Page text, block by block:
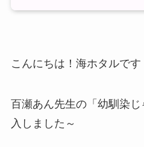
こんにちは！海ホタルです
百瀬あん先生の「幼馴染
入しました～